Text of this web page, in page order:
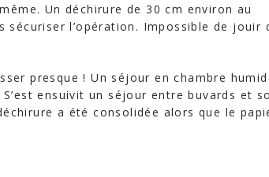
Un déchirure de 30 cm environ au
sécuriser l’opération. Impossible de jouir
presque ! Un séjour en chambre
ensuivit un séjour entre buvards et
a été consolidée alors que le